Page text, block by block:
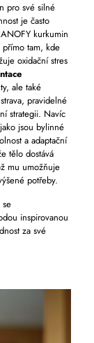
pro své silné
je často
kurkumin
tam, kde
oxidační stres
ale také
pravidelné
strategii. Navíc
jsou bylinné
a adaptační
tělo dostává
mu umožňuje
potřeby.
inspirovanou
za své